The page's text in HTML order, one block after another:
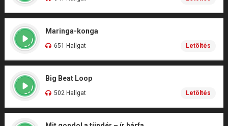
Maringa-konga
651 Hallgat Letöltés
Big Beat Loop
502 Hallgat Letöltés